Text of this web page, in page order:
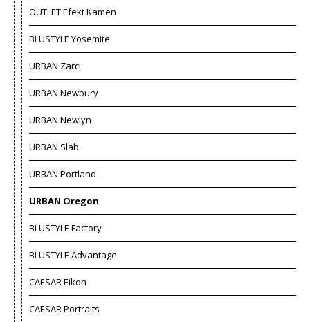
OUTLET Efekt Kamen
BLUSTYLE Yosemite
URBAN Zarci
URBAN Newbury
URBAN Newlyn
URBAN Slab
URBAN Portland
URBAN Oregon
BLUSTYLE Factory
BLUSTYLE Advantage
CAESAR Eikon
CAESAR Portraits